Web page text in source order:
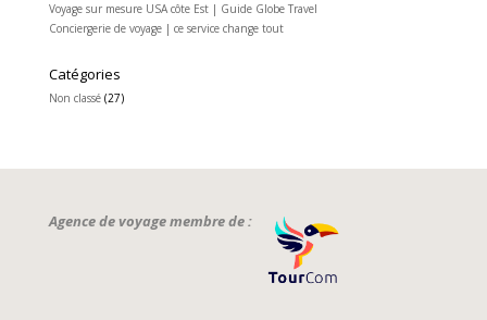
Voyage sur mesure USA côte Est | Guide Globe Travel
Conciergerie de voyage | ce service change tout
Catégories
Non classé(27)
Agence de voyage membre de :